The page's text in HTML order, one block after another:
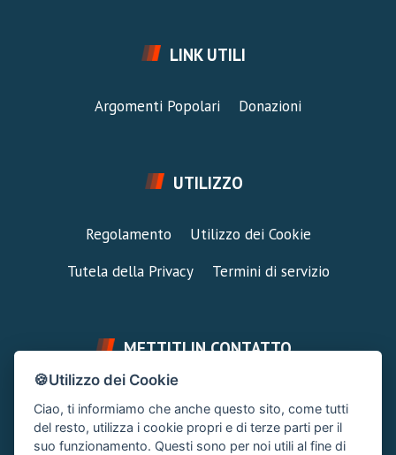
LINK UTILI
Argomenti Popolari Donazioni
UTILIZZO
Regolamento
Utilizzo dei Cookie
Tutela della Privacy
Termini di servizio
METTITI IN CONTATTO
FAI UNA DOMANDA
Chiedi un Consiglio
Area Ticket
CONTATTA L'AMMINISTRAZIONE
🍪Utilizzo dei Cookie
Ciao, ti informiamo che anche questo sito, come tutti
del resto, utilizza i cookie propri e di terze parti per il
suo funzionamento. Questi sono per noi utili al fine di